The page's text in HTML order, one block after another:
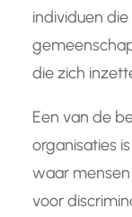
individuen
die zich
Een van de
organisaties
waar
voor